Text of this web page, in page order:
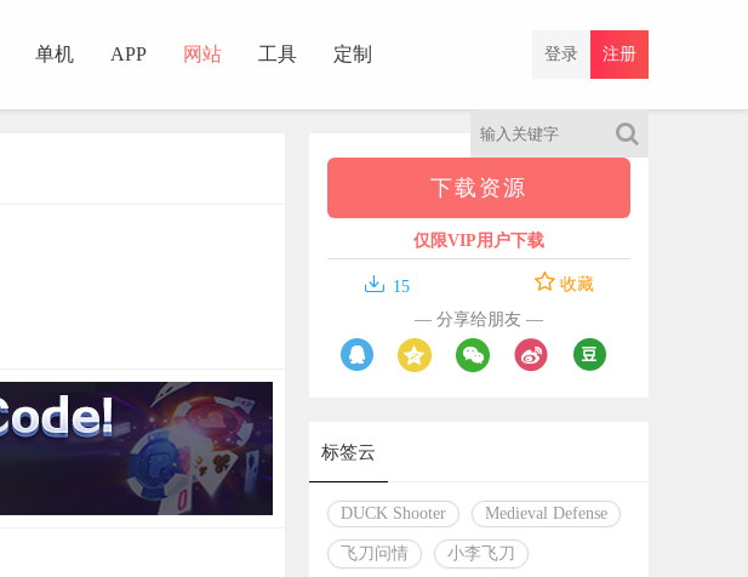
单机 APP 网站 工具 定制 注册
登录
下载资源
仅限VIP用户下载
 15
收藏
— 分享给朋友 —
标签云
DUCK Shooter Medieval Defense
飞刀问情 小李飞刀